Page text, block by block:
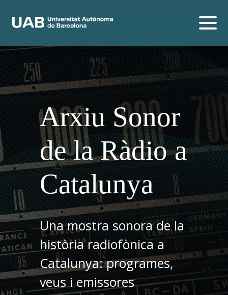
Arxiu Sonor
de la Ràdio a
Catalunya
Una mostra sonora de la
història radiofònica a
Catalunya: programes,
veus i emissores